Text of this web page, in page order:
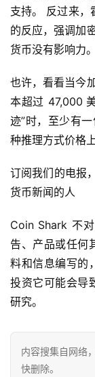
首
信
仰
a
r
支持。 反过来
的反应，强调加
货币没有影响力。
也许，看看当今
本超过 47,000
迹”时，至少有
种推理方式价格上
订阅我们的电报
货币新闻的人
Coin Shark 不
告、产品或任何
料和信息编写的
投资它可能会导
研究。
内容搜集自网络
快删除。